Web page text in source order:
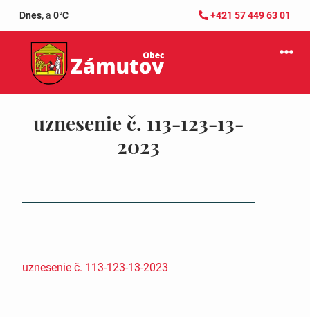
Dnes,a 0°C +421 57 449 63 01
uznesenie č. 113-123-13-
2023
uznesenie č. 113-123-13-2023